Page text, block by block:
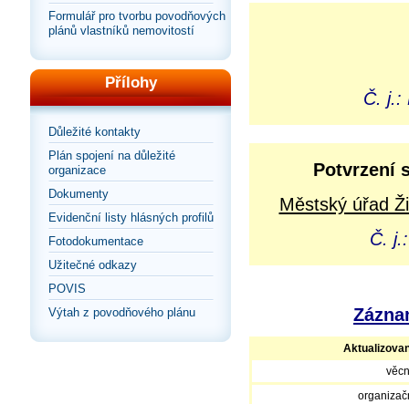
Formulář pro tvorbu povodňových
plánů vlastníků nemovitostí
Přílohy
Důležité kontakty
Plán spojení na důležité
organizace
Dokumenty
Evidenční listy hlásných profilů
Fotodokumentace
Užitečné odkazy
POVIS
Výtah z povodňového plánu
Č. j.:
Potvrzení
Městský úřad
Č.